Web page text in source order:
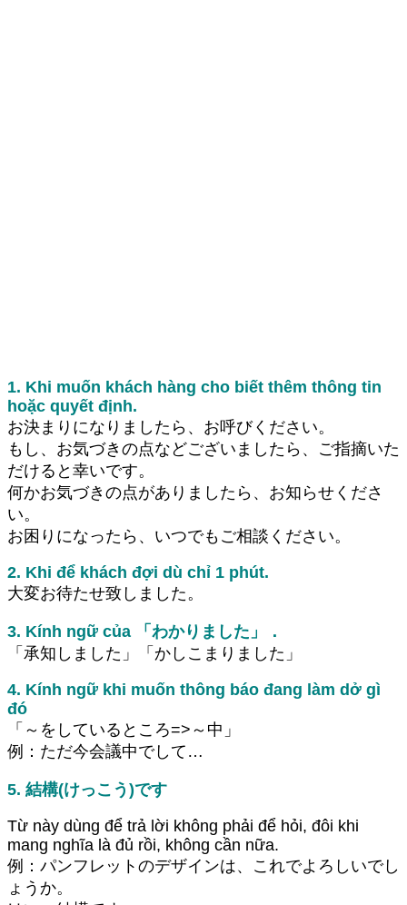
1. Khi muốn khách hàng cho biết thêm thông tin
hoặc quyết định.
お決まりになりましたら、お呼びください。
もし、お気づきの点などございましたら、ご指摘いた
だけると幸いです。
何かお気づきの点がありましたら、お知らせくださ
い。
お困りになったら、いつでもご相談ください。
2. Khi để khách đợi dù chỉ 1 phút.
大変お待たせ致しました。
3. Kính ngữ của 「わかりました」．
「承知しました」「かしこまりました」
4. Kính ngữ khi muốn thông báo đang làm dở gì
đó
「～をしているところ=>～中」
例：ただ今会議中でして…
5. 結構(けっこう)です
Từ này dùng để trả lời không phải để hỏi, đôi khi
mang nghĩa là đủ rồi, không cần nữa.
例：パンフレットのデザインは、これでよろしいでし
ょうか。